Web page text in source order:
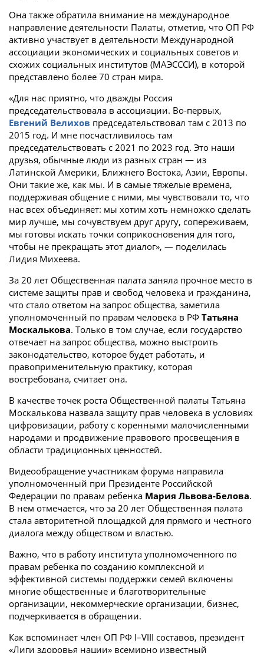
Она также обратила внимание на международное
направление деятельности Палаты, отметив, что ОП РФ
активно участвует в деятельности Международной
ассоциации экономических и социальных советов и
схожих социальных институтов (МАЭСССИ), в которой
представлено более 70 стран мира.
«Для нас приятно, что дважды Россия
председательствовала в ассоциации. Во-первых,
Евгений Велихов председательствовал там с 2013 по
2015 год. И мне посчастливилось там
председательствовать с 2021 по 2023 год. Это наши
друзья, обычные люди из разных стран — из
Латинской Америки, Ближнего Востока, Азии, Европы.
Они такие же, как мы. И в самые тяжелые времена,
поддерживая общение с ними, мы чувствовали то, что
нас всех объединяет: мы хотим хоть немножко сделать
мир лучше, мы сочувствуем друг другу, сопереживаем,
мы готовы искать точки соприкосновения для того,
чтобы не прекращать этот диалог», — поделилась
Лидия Михеева.
За 20 лет Общественная палата заняла прочное место в
системе защиты прав и свобод человека и гражданина,
что стало ответом на запрос общества, заметила
уполномоченный по правам человека в РФ Татьяна
Москалькова. Только в том случае, если государство
отвечает на запрос общества, можно выстроить
законодательство, которое будет работать, и
правоприменительную практику, которая
востребована, считает она.
В качестве точек роста Общественной палаты Татьяна
Москалькова назвала защиту прав человека в условиях
цифровизации, работу с коренными малочисленными
народами и продвижение правового просвещения в
области традиционных ценностей.
Видеообращение участникам форума направила
уполномоченный при Президенте Российской
Федерации по правам ребенка Мария Львова-Белова.
В нем отмечается, что за 20 лет Общественная палата
стала авторитетной площадкой для прямого и честного
диалога между обществом и властью.
Важно, что в работу института уполномоченного по
правам ребенка по созданию комплексной и
эффективной системы поддержки семей включены
многие общественные и благотворительные
организации, некоммерческие организации, бизнес,
подчеркивается в обращении.
Как вспоминает член ОП РФ I–VIII составов, президент
«Лиги здоровья нации» всемирно известный